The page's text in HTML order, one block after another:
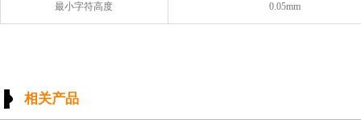
最小字符高度 0.05mm
相关产品